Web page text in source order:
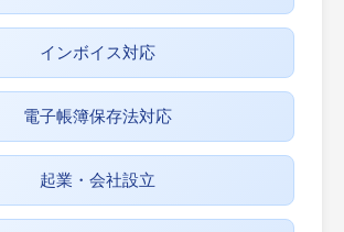
インボイス対応
電子帳簿保存法対応
起業・会社設立